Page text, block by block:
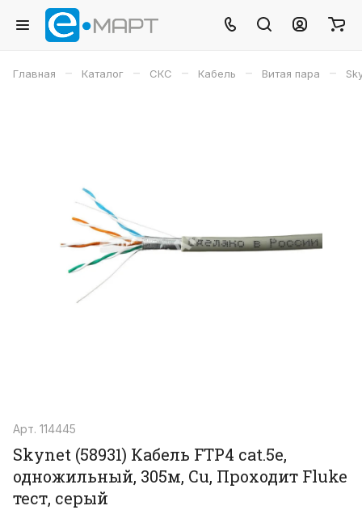
Главная – Каталог – СКС – Кабель – Витая пара –
Арт. 114445
Skynet (58931) Кабель FTP4 cat.5е,
одножильный, 305м, Cu, Проходит Fluke
тест, серый